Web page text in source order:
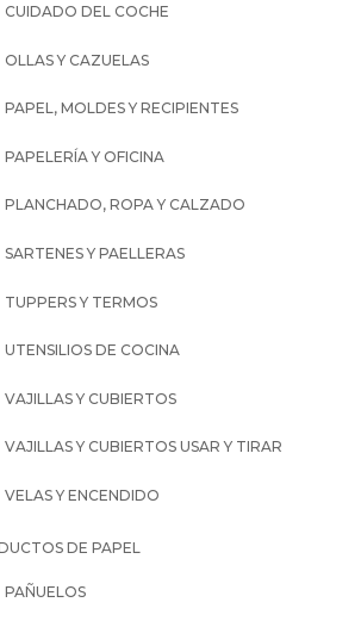
CUIDADO DEL COCHE
OLLAS Y CAZUELAS
PAPEL, MOLDES Y RECIPIENTES
PAPELERÍA Y OFICINA
PLANCHADO, ROPA Y CALZADO
SARTENES Y PAELLERAS
TUPPERS Y TERMOS
UTENSILIOS DE COCINA
VAJILLAS Y CUBIERTOS
VAJILLAS Y CUBIERTOS USAR Y TIRAR
VELAS Y ENCENDIDO
DE PAPEL
PAÑUELOS